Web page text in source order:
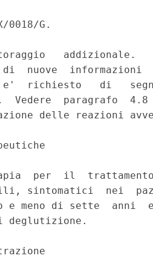
0018/G.
addizionale.
nuove  informazioni
richiesto   di
Vedere  paragrafo
delle reazioni
per  il
sintomatici  nei
e meno di sette  anni